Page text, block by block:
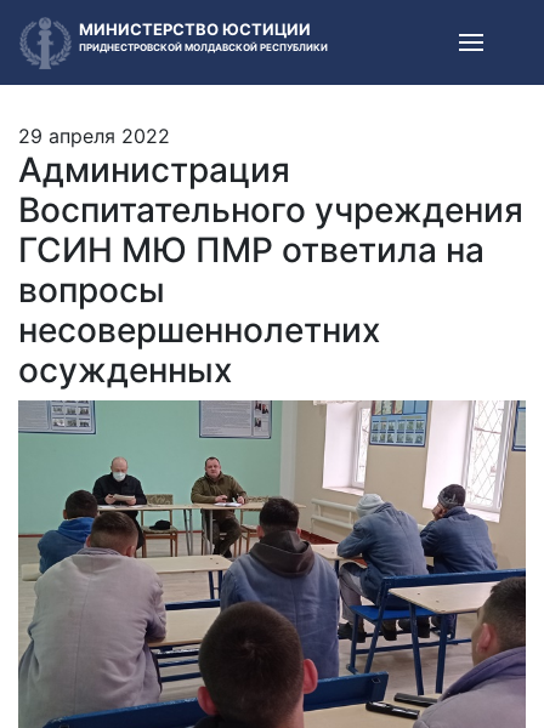
МИНИСТЕРСТВО ЮСТИЦИИ
ПРИДНЕСТРОВСКОЙ МОЛДАВСКОЙ РЕСПУБЛИКИ
29 апреля 2022
Администрация
Воспитательного учреждения
ГСИН МЮ ПМР ответила на
вопросы
несовершеннолетних
осужденных